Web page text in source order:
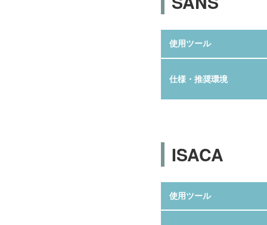
使用ツール
仕様・推奨環境
ISACA
使用ツール